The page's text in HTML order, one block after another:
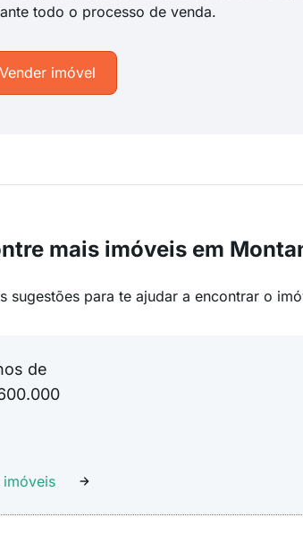
todo o processo de venda.
Vender imóvel
mais imóveis em
sugestões para te ajudar a encontrar o
de
imóveis